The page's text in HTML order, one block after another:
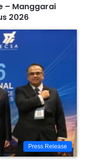
– Manggarai
2026
Press Release